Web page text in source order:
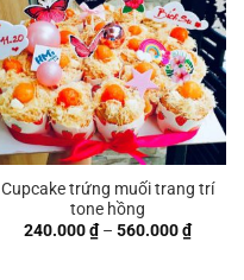
Cupcake trứng muối trang trí
tone hồng
240.000₫ – 560.000₫
giá: